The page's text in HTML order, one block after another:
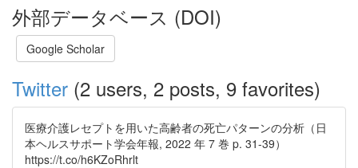
外部データベース (DOI)
Google Scholar
Twitter (2 users, 2 posts, 9 favorites)
医療介護レセプトを用いた高齢者の死亡パターンの分析（日
本ヘルスサポート学会年報, 2022 年 7 巻 p. 31-39）
https://t.co/h6KZoRhrlt